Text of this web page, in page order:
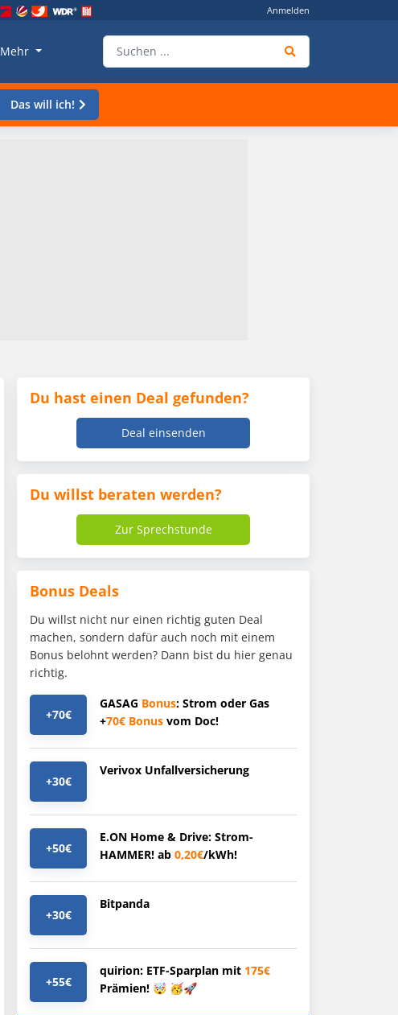
Anmelden
Mehr
Das will ich!
Du hast einen Deal gefunden?
Deal einsenden
Du willst beraten werden?
Zur Sprechstunde
Bonus Deals
Du willst nicht nur einen richtig guten Deal
machen, sondern dafür auch noch mit einem
Bonus belohnt werden? Dann bist du hier genau
richtig.
+70€
GASAG Bonus: Strom oder Gas
+70€ Bonus vom Doc!
+30€
Verivox Unfallversicherung
+50€
E.ON Home & Drive: Strom-
HAMMER! ab 0,20€/kWh!
+30€
Bitpanda
+55€
quirion: ETF-Sparplan mit 175€
Prämien! 🤯 🥳🚀